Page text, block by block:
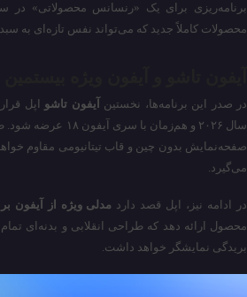
محصولات کاملاً جدید که می‌تواند نفس تازه‌ای به
در صدر این برنامه‌ها، نخستین آیفون تاشو اپل
سال ۲۰۲۶ و هم‌زمان
صفحه‌نمایش بدون چین و قاب تیتانیومی مقاوم
می‌گیرد.
در ادامه نیز، اپل قصد دارد مدلی ویژه از آیفون
محصول ارائه دهد که طراحی انقلابی و بدنه‌ای
بریدگی نمایشگر خواهد داشت.